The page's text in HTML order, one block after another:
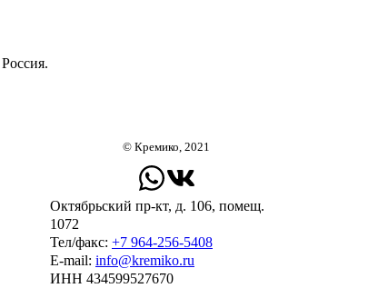
© Кремико, 2021
Октябрьский пр-кт, д. 106, помещ.
1072
Тел/факс: +7 964-256-5408
Е-mail: info@kremiko.ru
ИНН 434599527670